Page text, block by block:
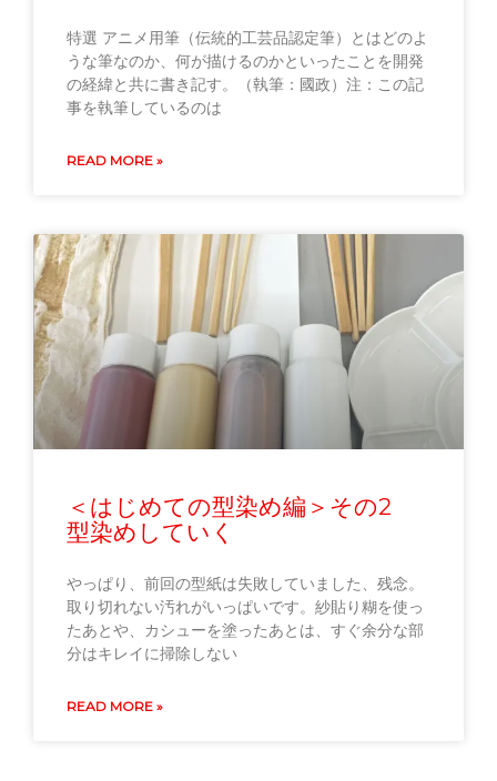
特選 アニメ用筆（伝統的工芸品認定筆）とはどのよ
うな筆なのか、何が描けるのかといったことを開発
の経緯と共に書き記す。（執筆：國政）注：この記
事を執筆しているのは
READ MORE »
＜はじめての型染め編＞その2
型染めしていく
やっぱり、前回の型紙は失敗していました、残念。
取り切れない汚れがいっぱいです。紗貼り糊を使っ
たあとや、カシューを塗ったあとは、すぐ余分な部
分はキレイに掃除しない
READ MORE »